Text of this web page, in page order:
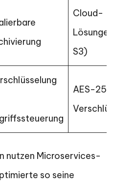
Cloud-
S3)
AES-
nutzen Microservices-
so seine